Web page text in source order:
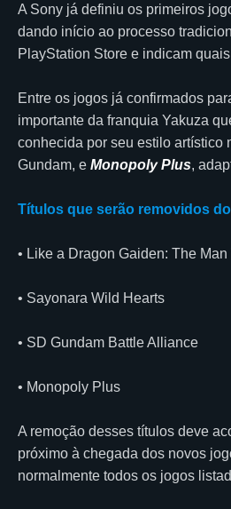
A Sony já definiu os primeiros
dando início ao processo
PlayStation Store e indicam
Entre os jogos já confirmados
importante da franquia Yakuza
conhecida por seu estilo artístico
Gundam, e Monopoly Plus,
Títulos que serão removidos
• Like a Dragon Gaiden: The
• Sayonara Wild Hearts
• SD Gundam Battle Alliance
• Monopoly Plus
A remoção desses títulos deve
próximo à chegada dos novos
normalmente todos os jogos